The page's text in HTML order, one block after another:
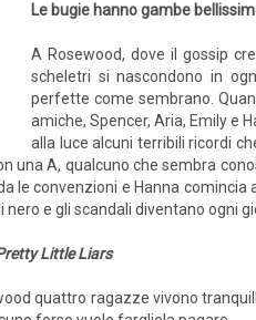
Le bugie hanno gambe
A Rosewood, dove il gossip
scheletri si nascondono in
perfette come sembrano.
amiche, Spencer, Aria, Emily e
alla luce alcuni terribili ricordi
una A, qualcuno che sembra
le convenzioni e Hanna
e gli scandali diventano ogni
Little Liars
quattro ragazze vivono